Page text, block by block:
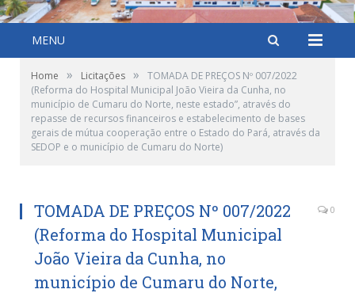
MENU
Home » Licitações »
TOMADA DE PREÇOS Nº 007/2022
(Reforma do Hospital Municipal João Vieira da Cunha, no
município de Cumaru do Norte, neste estado”, através do
repasse de recursos financeiros e estabelecimento de bases
gerais de mútua cooperação entre o Estado do Pará, através da
SEDOP e o município de Cumaru do Norte)
TOMADA DE PREÇOS Nº 007/2022
(Reforma do Hospital Municipal
João Vieira da Cunha, no
município de Cumaru do Norte,
0